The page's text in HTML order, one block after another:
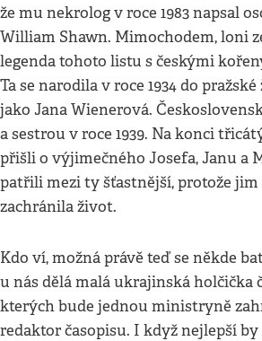
že mu nekrolog v roce 1983 napsal
William Shawn. Mimochodem, loni
legenda tohoto listu s českými
Ta se narodila v roce 1934 do
jako Jana Wienerová.
a sestrou v roce 1939. Na konci
přišli o výjimečného Josefa, Janu a
patřili mezi ty šťastnější, protože jim
zachránila život.
Kdo ví, možná právě teď se někde
u nás dělá malá ukrajinská holčička
kterých bude jednou ministryně
redaktor časopisu. I když nejlepší